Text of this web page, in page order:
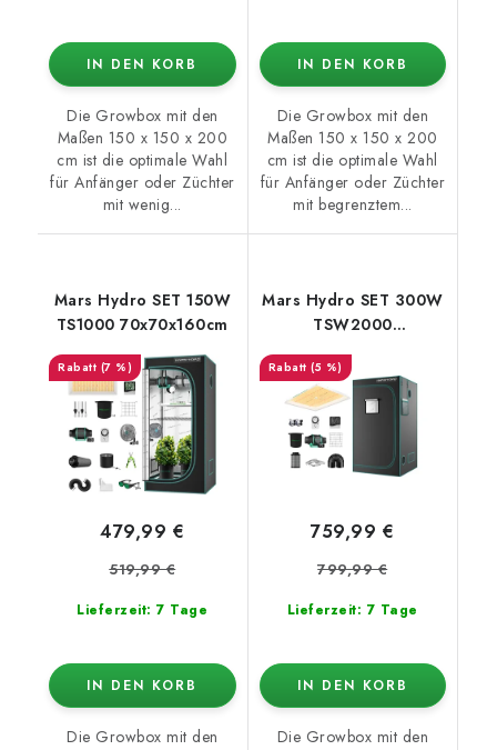
IN DEN KORB
Die Growbox mit den
Maßen 150 x 150 x 200
cm ist die optimale Wahl
für Anfänger oder Züchter
mit wenig...
IN DEN KORB
Die Growbox mit den
Maßen 150 x 150 x 200
cm ist die optimale Wahl
für Anfänger oder Züchter
mit begrenztem...
Mars Hydro SET 150W
TS1000 70x70x160cm
(7 %)
Lieferzeit: 7 Tage
479,99 €
519,99 €
IN DEN KORB
Die Growbox mit den
Mars Hydro SET 300W
TSW2000
(5 %)
Lieferzeit: 7 Tage
759,99 €
799,99 €
IN DEN KORB
Die Growbox mit den